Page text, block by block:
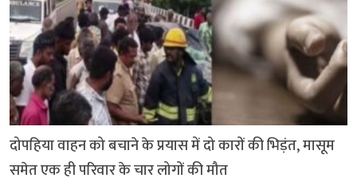
दोपहिया वाहन को बचाने के प्रयास में दो कारों की भिड़ंत, मासूम
समेत एक ही परिवार के चार लोगों की मौत